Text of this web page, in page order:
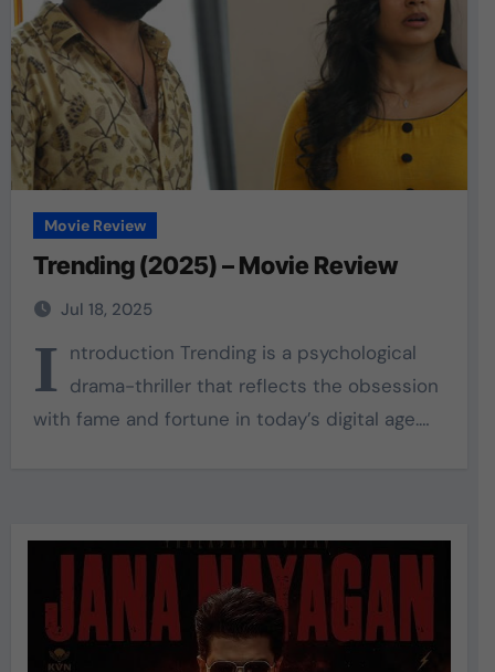
Movie Review
Trending (2025) – Movie Review
Jul 18, 2025
I ntroduction Trending is a psychological
drama-thriller that reflects the obsession
with fame and fortune in today’s digital age.…